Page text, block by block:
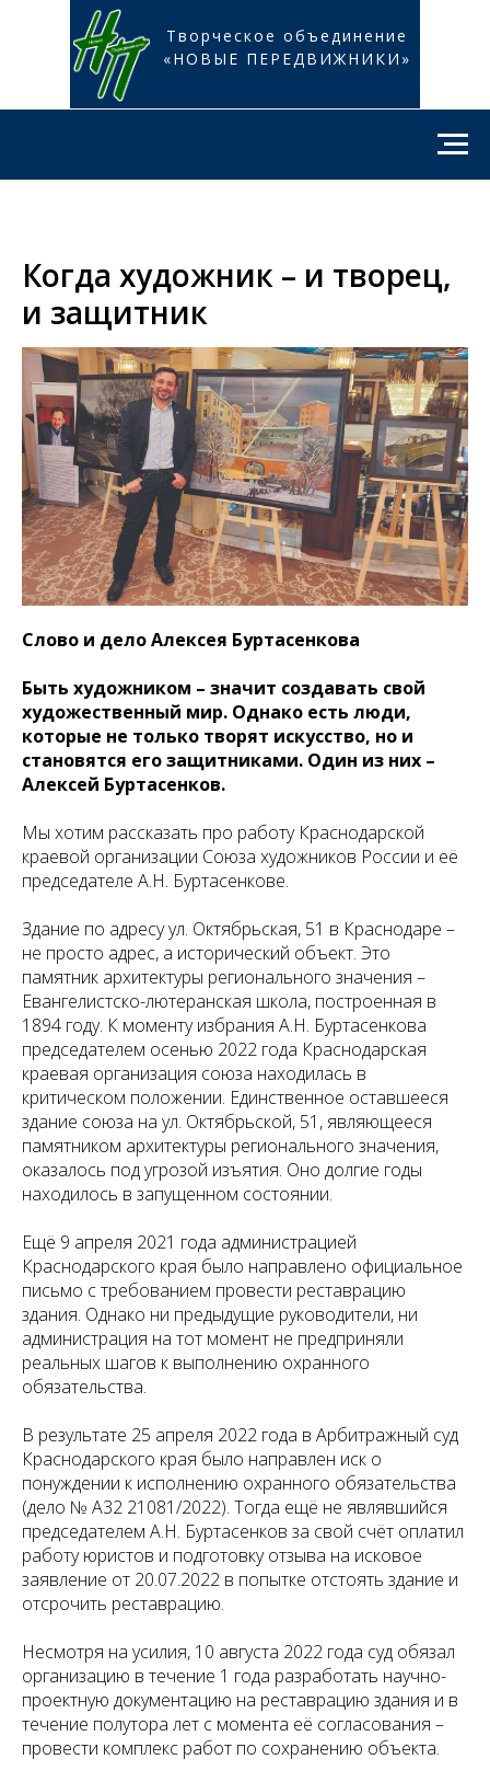
Творческое объединение
«НОВЫЕ ПЕРЕДВИЖНИКИ»
Когда художник – и творец,
и защитник
Слово и дело Алексея Буртасенкова
Быть художником – значит создавать свой
художественный мир. Однако есть люди,
которые не только творят искусство, но и
становятся его защитниками. Один из них –
Алексей Буртасенков.
Мы хотим рассказать про работу Краснодарской
краевой организации Союза художников России и её
председателе А.Н. Буртасенкове.
Здание по адресу ул. Октябрьская, 51 в Краснодаре –
не просто адрес, а исторический объект. Это
памятник архитектуры регионального значения –
Евангелистско-лютеранская школа, построенная в
1894 году. К моменту избрания А.Н. Буртасенкова
председателем осенью 2022 года Краснодарская
краевая организация союза находилась в
критическом положении. Единственное оставшееся
здание союза на ул. Октябрьской, 51, являющееся
памятником архитектуры регионального значения,
оказалось под угрозой изъятия. Оно долгие годы
находилось в запущенном состоянии.
Ещё 9 апреля 2021 года администрацией
Краснодарского края было направлено официальное
письмо с требованием провести реставрацию
здания. Однако ни предыдущие руководители, ни
администрация на тот момент не предприняли
реальных шагов к выполнению охранного
обязательства.
В результате 25 апреля 2022 года в Арбитражный суд
Краснодарского края было направлен иск о
понуждении к исполнению охранного обязательства
(дело № А32 21081/2022). Тогда ещё не являвшийся
председателем А.Н. Буртасенков за свой счёт оплатил
работу юристов и подготовку отзыва на исковое
заявление от 20.07.2022 в попытке отстоять здание и
отсрочить реставрацию.
Несмотря на усилия, 10 августа 2022 года суд обязал
организацию в течение 1 года разработать научно-
проектную документацию на реставрацию здания и в
течение полутора лет с момента её согласования –
провести комплекс работ по сохранению объекта.